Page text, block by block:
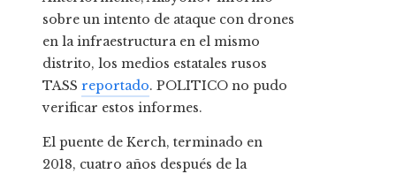
sobre un intento de ataque con drones
en la infraestructura en el mismo
distrito, los medios estatales rusos
TASS reportado. POLITICO no pudo
verificar estos informes.
El puente de Kerch, terminado en
2018, cuatro años después de la